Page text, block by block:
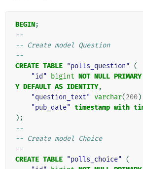
BEGIN;
--
-- Create model Question
--
CREATE TABLE "polls_question"
(
"id"
bigint NOT NULL PRIMARY
Y DEFAULT AS IDENTITY,
"question_text"
varchar(200)
"pub_date" timestamp with
);
--
-- Create model Choice
--
CREATE TABLE "polls_choice"
(